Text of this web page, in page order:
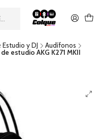
con transferencia bancaria
descuento no es
a gastos de envío.
y DJ
Audífonos
estudio AKG K271 MKII